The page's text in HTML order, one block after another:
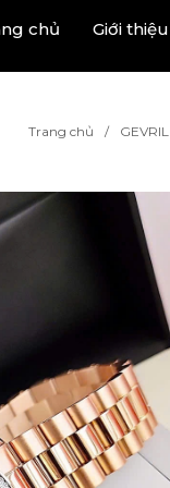
chủ Giới thiệu
Trang chủ GEVRIL